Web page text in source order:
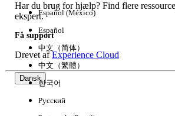
Har du brug for hjælp? Find flere
ekspert.
Få support
Drevet afExperience Cloud
Dansk
Español (México)
Español
中文（简体）
中文（繁體）
한국어
Русский